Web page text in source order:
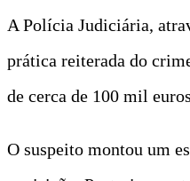
A Polícia Judiciária,
prática reiterada do
de cerca de 100 mil
O suspeito montou um